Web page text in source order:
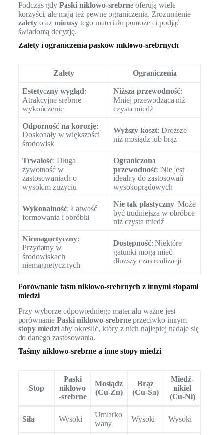
Podczas gdy Paski niklowo-srebrneoferują wiele
korzyści, ale mają też pewne ograniczenia. Zrozumienie
zaletyoraz minusytego materiału pomoże ci podjąć
świadomą decyzję.
Zalety i ograniczenia pasków niklowo-srebrnych
Zalety Ograniczenia
Estetyczny wygląd:
Atrakcyjne srebrne
wykończenie
Niższa przewodność:
Mniej przewodząca niż
czysta miedź
Odporność na korozję:
Doskonały w większości
środowisk
Wyższy koszt: Droższe
niż mosiądz lub brąz
Trwałość: Długa
żywotność w
zastosowaniach o
wysokim zużyciu
Ograniczona
przewodność: Nie jest
idealny do zastosowań
wysokoprądowych
Wykonalność: Łatwość
formowania i obróbki
Nie tak plastyczny: Może
być trudniejsza w obróbce
niż czysta miedź
Niemagnetyczny:
Przydatny w
środowiskach
niemagnetycznych
Dostępność: Niektóre
gatunki mogą mieć
dłuższy czas realizacji
Porównanie taśm niklowo-srebrnych z innymi stopami
miedzi
Przy wyborze odpowiedniego materiału ważne jest
porównanie Paski niklowo-srebrneprzeciwko innym
stopy miedziaby określić, który z nich najlepiej nadaje się
do danego zastosowania.
Taśmy niklowo-srebrne a inne stopy miedzi
Stop
Paski
niklowo
-srebrne
Mosiądz
(Cu-Zn)
Brąz
(Cu-Sn)
Miedź-
nikiel
(Cu-Ni)
Siła Wysoki
Umiarko
wany
Wysoki Wysoki